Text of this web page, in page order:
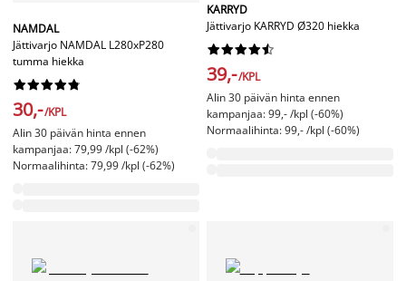
NAMDAL
Jättivarjo NAMDAL L280xP280
tumma hiekka






30,-/KPL
Alin 30 päivän hinta ennen
kampanjaa: 79,99 /kpl (-62%)
Normaalihinta: 79,99 /kpl (-62%)
KARRYD
Jättivarjo KARRYD Ø320 hiekka






39,-/KPL
Alin 30 päivän hinta ennen
kampanjaa: 99,- /kpl (-60%)
Normaalihinta: 99,- /kpl (-60%)